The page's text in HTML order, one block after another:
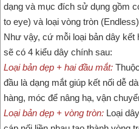
dạng và mục đích sử dụng gồm
to eye) và loại vòng tròn
Như vậy, cứ mỗi loại bản dây
sẽ có 4 kiểu dây chính sau:
Loại bản dẹp + hai đầu mắt:
đầu là dạng mắt giúp kết nối dễ
hàng, móc để nâng hạ, vận
Loại bản dẹp + vòng tròn: Loại